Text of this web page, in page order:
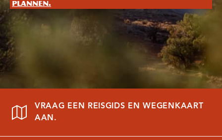
plannen.
VRAAG EEN REISGIDS EN WEGENKAART
AAN.